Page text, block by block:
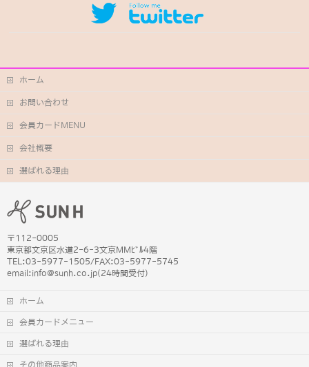
ホーム
お問い合わせ
会員カードMENU
会社概要
選ばれる理由
〒112-0005
東京都文京区水道2-6-3文京MMﾋﾞﾙ4階
TEL:03-5977-1505/FAX:03-5977-5745
email:info@sunh.co.jp(24時間受付)
ホーム
会員カードメニュー
選ばれる理由
その他商品案内